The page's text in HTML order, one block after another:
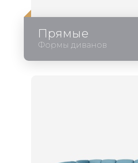
Прямые
Формы диванов